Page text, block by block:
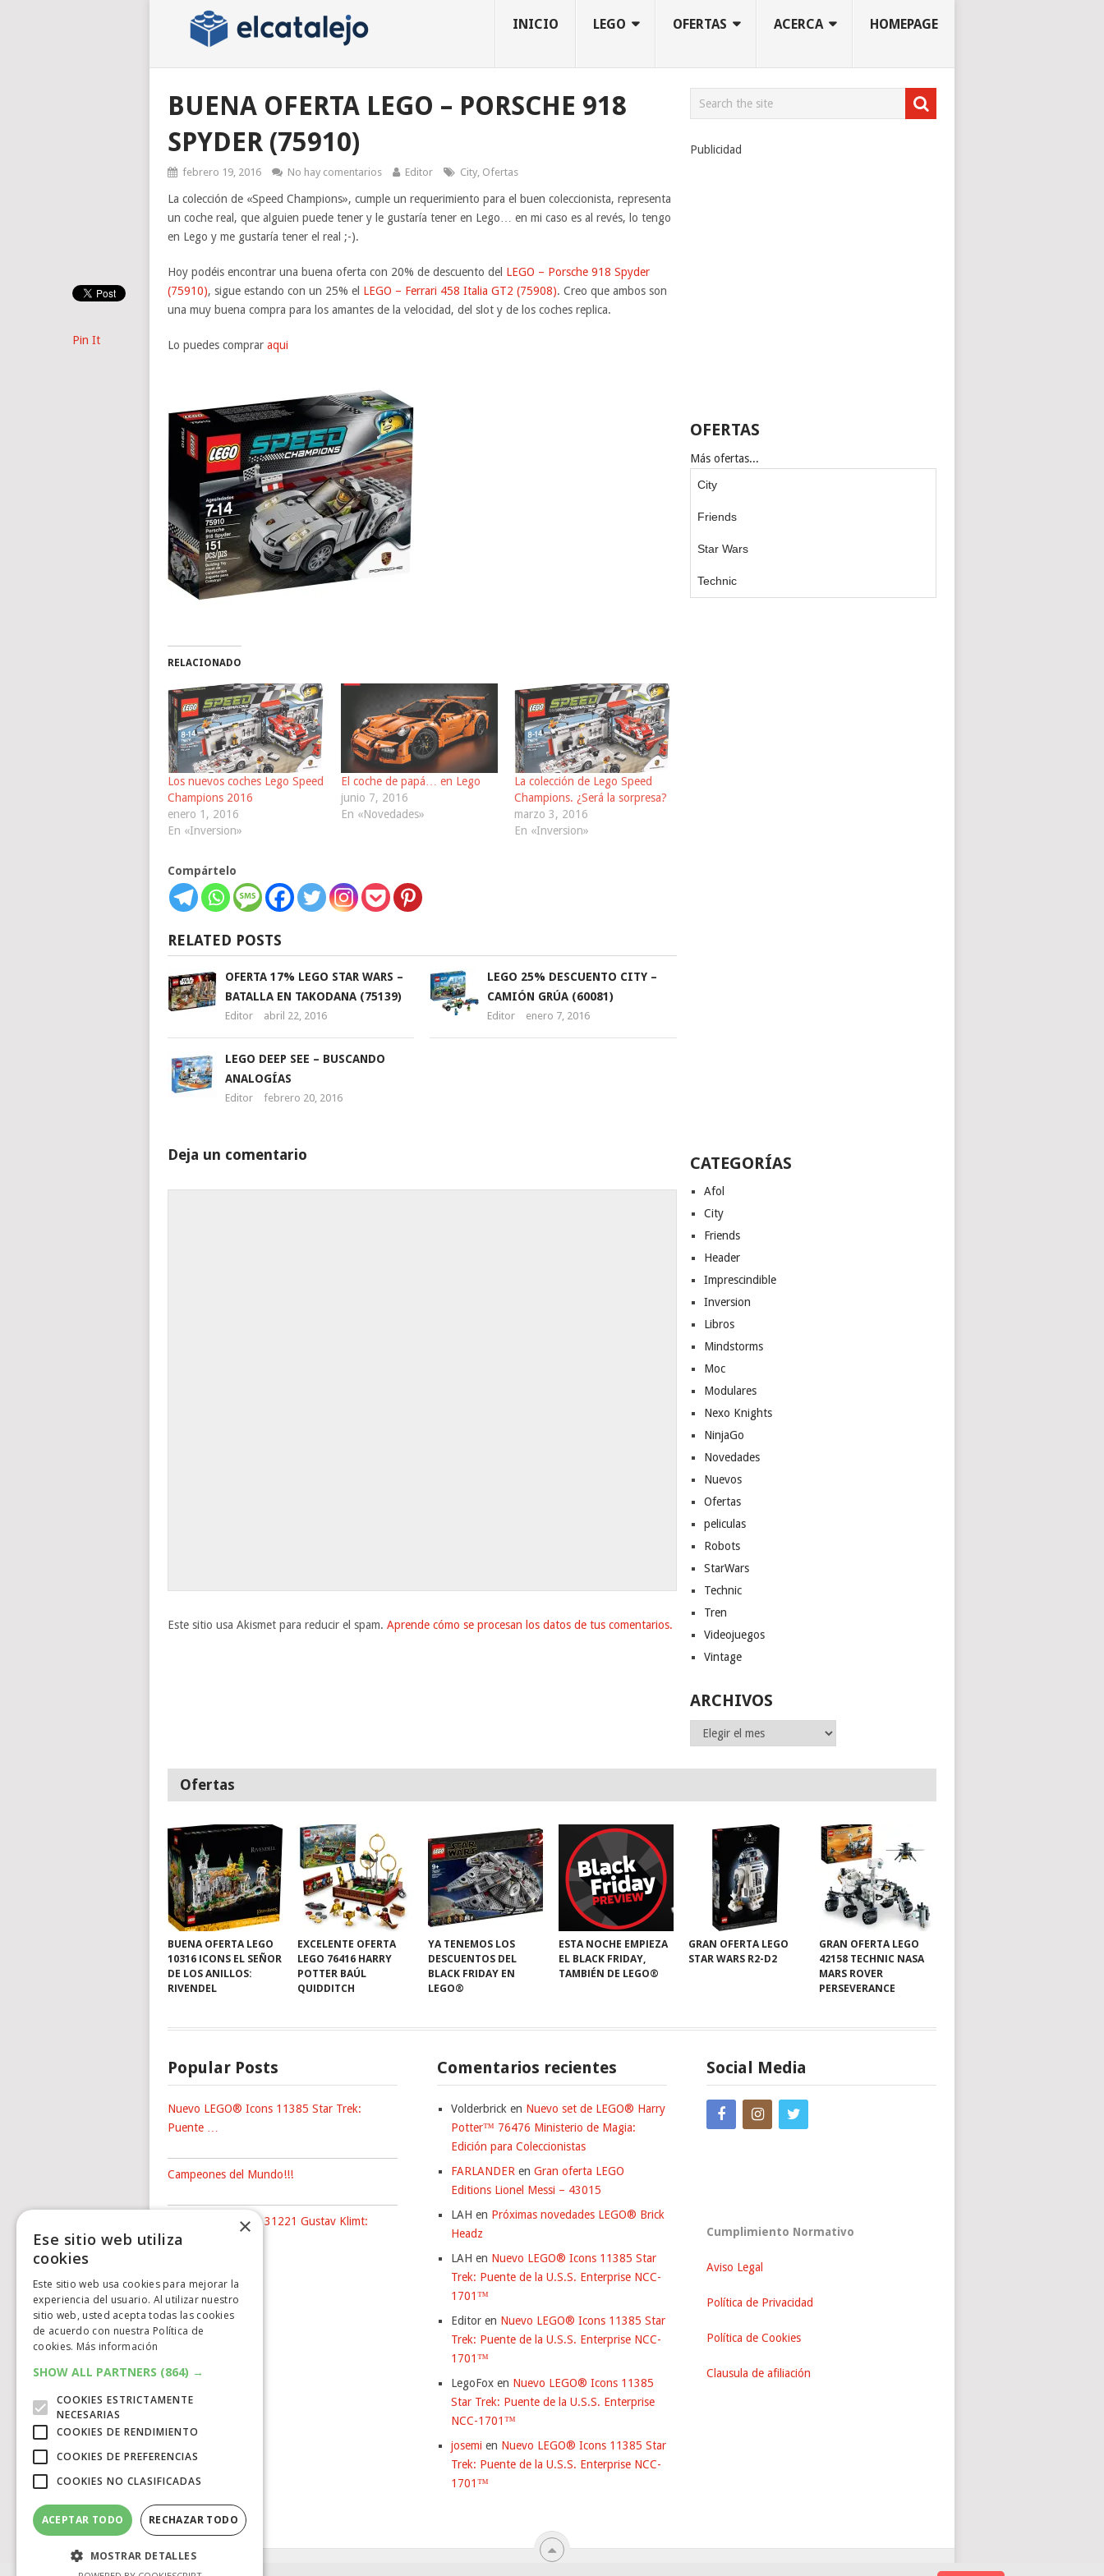
INICIO LEGO OFERTAS ACERCA HOMEPAGE
BUENA OFERTA LEGO – PORSCHE 918
SPYDER (75910)
febrero 19, 2016 No hay comentarios Editor City, Ofertas
La colección de «Speed Champions», cumple un requerimiento para el buen coleccionista, representa
un coche real, que alguien puede tener y le gustaría tener en Lego… en mi caso es al revés, lo tengo
en Lego y me gustaría tener el real ;-).
Hoy podéis encontrar una buena oferta con 20% de descuento del LEGO – Porsche 918 Spyder
(75910), sigue estando con un 25% el LEGO – Ferrari 458 Italia GT2 (75908). Creo que ambos son
una muy buena compra para los amantes de la velocidad, del slot y de los coches replica.
Lo puedes comprar aqui
RELACIONADO
Los nuevos coches Lego Speed
Champions 2016
enero 1, 2016
En «Inversion»
El coche de papá… en Lego
junio 7, 2016
En «Novedades»
La colección de Lego Speed
Champions. ¿Será la sorpresa?
marzo 3, 2016
En «Inversion»
Compártelo
Pin It
RELATED POSTS
OFERTA 17% LEGO STAR WARS –
BATALLA EN TAKODANA (75139)
Editor abril 22, 2016
LEGO 25% DESCUENTO CITY –
CAMIÓN GRÚA (60081)
Editor enero 7, 2016
LEGO DEEP SEE – BUSCANDO
ANALOGÍAS
Editor febrero 20, 2016
Deja un comentario
Este sitio usa Akismet para reducir el spam. Aprende cómo se procesan los datos de tus comentarios.
Publicidad
OFERTAS
Más ofertas...
City
Friends
Star Wars
Technic
CATEGORÍAS
Afol
City
Friends
Header
Imprescindible
Inversion
Libros
Mindstorms
Moc
Modulares
Nexo Knights
NinjaGo
Novedades
Nuevos
Ofertas
peliculas
Robots
StarWars
Technic
Tren
Videojuegos
Vintage
ARCHIVOS
Archivos
Ofertas
BUENA OFERTA LEGO
10316 ICONS EL SEÑOR
DE LOS ANILLOS:
RIVENDEL
EXCELENTE OFERTA
LEGO 76416 HARRY
POTTER BAÚL
QUIDDITCH
YA TENEMOS LOS
DESCUENTOS DEL
BLACK FRIDAY EN
LEGO®
ESTA NOCHE EMPIEZA
EL BLACK FRIDAY,
TAMBIÉN DE LEGO®
GRAN OFERTA LEGO
STAR WARS R2-D2
GRAN OFERTA LEGO
42158 TECHNIC NASA
MARS ROVER
PERSEVERANCE
Popular Posts
Nuevo LEGO® Icons 11385 Star Trek:
Puente …
Campeones del Mundo!!!
Nuevo LEGO® Art 31221 Gustav Klimt:
The …
Comentarios recientes
Volderbrick en Nuevo set de LEGO® Harry
Potter™ 76476 Ministerio de Magia:
Edición para Coleccionistas
FARLANDER en Gran oferta LEGO
Editions Lionel Messi – 43015
LAH en Próximas novedades LEGO® Brick
Headz
LAH en Nuevo LEGO® Icons 11385 Star
Trek: Puente de la U.S.S. Enterprise NCC-
1701™
Editoren Nuevo LEGO® Icons 11385 Star
Trek: Puente de la U.S.S. Enterprise NCC-
1701™
LegoFoxen Nuevo LEGO® Icons 11385
Star Trek: Puente de la U.S.S. Enterprise
NCC-1701™
josemi en Nuevo LEGO® Icons 11385 Star
Trek: Puente de la U.S.S. Enterprise NCC-
1701™
Social Media
Cumplimiento Normativo
Aviso Legal
Política de Privacidad
Política de Cookies
Clausula de afiliación
×
Ese sitio web utiliza
cookies
Este sitio web usa cookies para mejorar la
experiencia del usuario. Al utilizar nuestro
sitio web, usted acepta todas las cookies
de acuerdo con nuestra Política de
cookies. Más información
SHOW ALL PARTNERS (864) →
COOKIES ESTRICTAMENTE
NECESARIAS
COOKIES DE RENDIMIENTO
COOKIES DE PREFERENCIAS
COOKIES NO CLASIFICADAS
ACEPTAR TODO RECHAZAR TODO
MOSTRAR DETALLES